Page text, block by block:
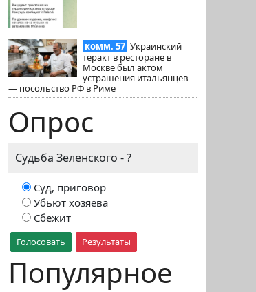
комм. 57 Украинский
теракт в ресторане в
Москве был актом
устрашения итальянцев
— посольство РФ в Риме
Опрос
Судьба Зеленского - ?
Суд, приговор
Убьют хозяева
Сбежит
Голосовать Результаты
Популярное